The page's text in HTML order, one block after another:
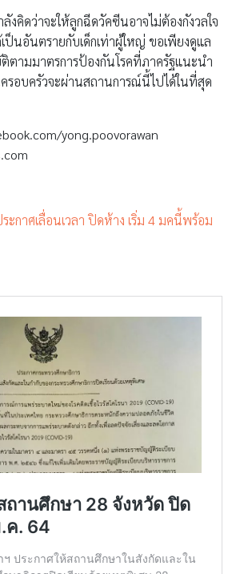
ดว่าจะให้ลูกฉีดวัคซีนอาจไม่ต้องกังวลใจ
เป็นอันตรายกับเด็กเท่าผู้ใหญ่ ขอเพียงดูแล
ามมาตรการป้องกันโรคที่ภาครัฐแนะนำ
รอบครัวจะผ่านสถานการณ์นี้ไปได้ในที่สุด
yong.poovorawan
ะกาศเลื่อนเวลา ปิดห้าง เริ่ม 4 มคนี้พร้อม